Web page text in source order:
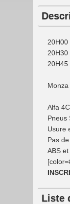
20H00
20H30
20H45
Alfa
Pneus
Usure
Pas
ABS
Liste